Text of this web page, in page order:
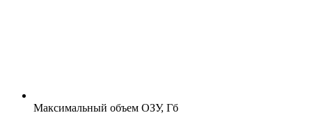
Максимальный объем ОЗУ, Гб